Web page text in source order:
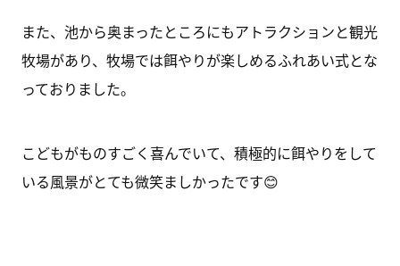
また、池から奥まったところにもアトラクションと観光
牧場があり、牧場では餌やりが楽しめるふれあい式とな
っておりました。
こどもがものすごく喜んでいて、積極的に餌やりをして
いる風景がとても微笑ましかったです😊